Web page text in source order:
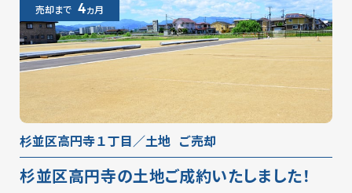
売却まで 4ヵ月
杉並区高円寺１丁目／土地 ご売却
杉並区高円寺の土地ご成約いたしました！